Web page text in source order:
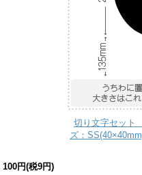
切り文字セット
ズ：
100円(税9円)